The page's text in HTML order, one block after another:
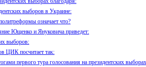
выборов в Украине:
означает что?
Ющенко и Януковича приведет:
выборов:
ЦИК посчитает так:
первого тура голосования на президентских